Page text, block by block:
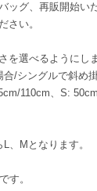
ッグ、再販開始い
さい。
を選べるようにし
/シングルで斜め
110cm、S:
、Mとなります。
す。